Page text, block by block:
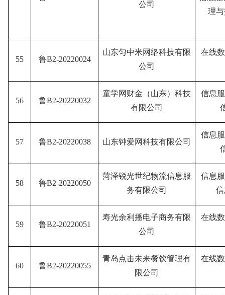
公司
理
55 鲁B2-20220024
山东匀中米网络科技有限
公司
在线
56 鲁B2-20220032
童学网财金（山东）科技
有限公司
信息
57 鲁B2-20220038 山东钟爱网科技有限公司
信息
58 鲁B2-20220050
菏泽锐光世纪物流信息服
务有限公司
信息
59 鲁B2-20220051
寿光余利播电子商务有限
公司
在线
60 鲁B2-20220055
青岛点击未来餐饮管理有
限公司
在线